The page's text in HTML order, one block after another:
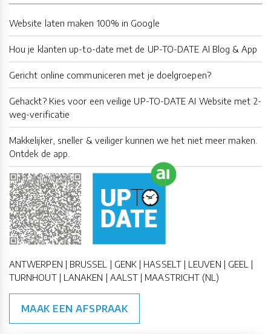
Website laten maken 100% in Google
Hou je klanten up-to-date met de UP-TO-DATE AI Blog & App
Gericht online communiceren met je doelgroepen?
Gehackt? Kies voor een veilige UP-TO-DATE AI Website met 2-
weg-verificatie
Makkelijker, sneller & veiliger kunnen we het niet meer maken.
Ontdek de app.
ANTWERPEN | BRUSSEL | GENK | HASSELT | LEUVEN | GEEL |
TURNHOUT | LANAKEN | AALST | MAASTRICHT (NL)
MAAK EEN AFSPRAAK